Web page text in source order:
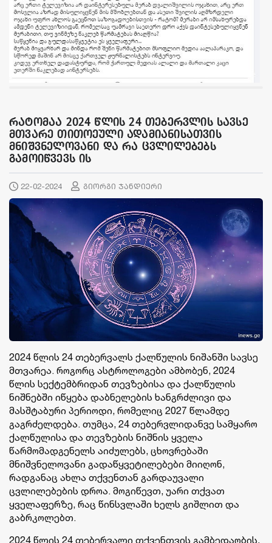
რატომაა 2024 წლის 24 თებერვლის სავსე
მთვარე თითოეული ადამიანისათვის
მნიშვნელოვანი და რა ცვლილებებს
გამოიწვევს ის
22-02-2024 გიორგი ჯანდიერი
2024 წლის 24 თებერვალს ქალწულის ნიშანში სავსე
მთვარეა. როგორც ასტროლოგები ამბობენ, 2024
წლის სექტემბრიდან თევზებისა და ქალწულის
ნიშნებში იწყება დაბნელების ხანგრძლივი და
მასშტაბური პერიოდი, რომელიც 2027 წლამდე
გაგრძელდება. თუმცა, 24 თებერვლიდანვე სამყარო
ქალწულისა და თევზების ნიშნის ყველა
წარმომადგენელს აიძულებს, ცხოვრებაში
მნიშვნელოვანი გადაწყვეტილებები მიიღონ,
რადგანაც ახლა თქვენთან გარდაუვალი
ცვლილებების დროა. მოგიწევთ, უარი თქვათ
ყველაფერზე, რაც წინსვლაში ხელს გიშლით და
გაბრკოლებთ.
2024 წლის 24 თებერვალი თქვენთვის გამბედაობის,